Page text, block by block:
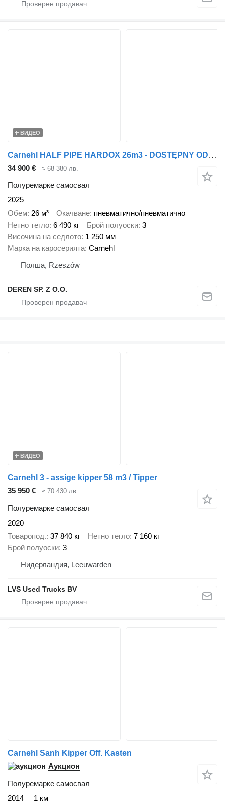
ВИДЕО
Carnehl HALF PIPE HARDOX 26m3 - DOSTĘPNY OD RĘKI
34 900 € ≈ 68 380 лв.
Полуремарке самосвал
2025
Обем 26 м³ Окачване пневматично/пневматично
Нетно тегло 6 490 кг Брой полуоски 3
Височина на седлото 1 250 мм
Марка на каросерията Carnehl
Полша, Rzeszów
DEREN SP. Z O.O.
ВИДЕО
Carnehl 3 - assige kipper 58 m3 / Tipper
35 950 €
≈ 70 430 лв.
Полуремарке самосвал
2020
Товаропод. 37 840 кг Нетно тегло 7 160 кг
Брой полуоски 3
Нидерландия, Leeuwarden
LVS Used Trucks BV
Carnehl Sanh Kipper Off. Kasten
Аукцион
Полуремарке самосвал
2014
1 км